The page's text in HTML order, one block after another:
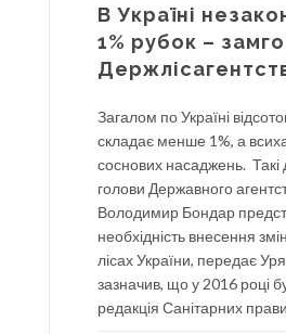
В Україні
1% рубок –
Загалом по Україні
складає менше 1%, а
соснових насаджень. Такі
голови Державного
Володимир Бондар
необхідність внесення
лісах України, передає
зазначив, що у 2016 році
редакція Санітарних